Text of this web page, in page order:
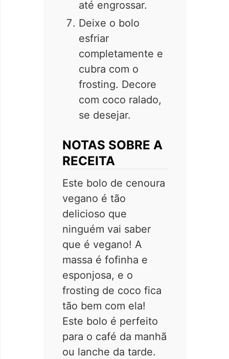
até engrossar.
Deixe o bolo
esfriar
completamente e
cubra com o
frosting. Decore
com coco ralado,
se desejar.
NOTAS SOBRE A
RECEITA
Este bolo de cenoura
vegano é tão
delicioso que
ninguém vai saber
que é vegano! A
massa é fofinha e
esponjosa, e o
frosting de coco fica
tão bem com ela!
Este bolo é perfeito
para o café da manhã
ou lanche da tarde.